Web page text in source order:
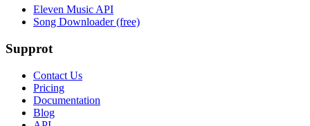
Eleven Music API
Song Downloader (free)
Supprot
Contact Us
Pricing
Documentation
Blog